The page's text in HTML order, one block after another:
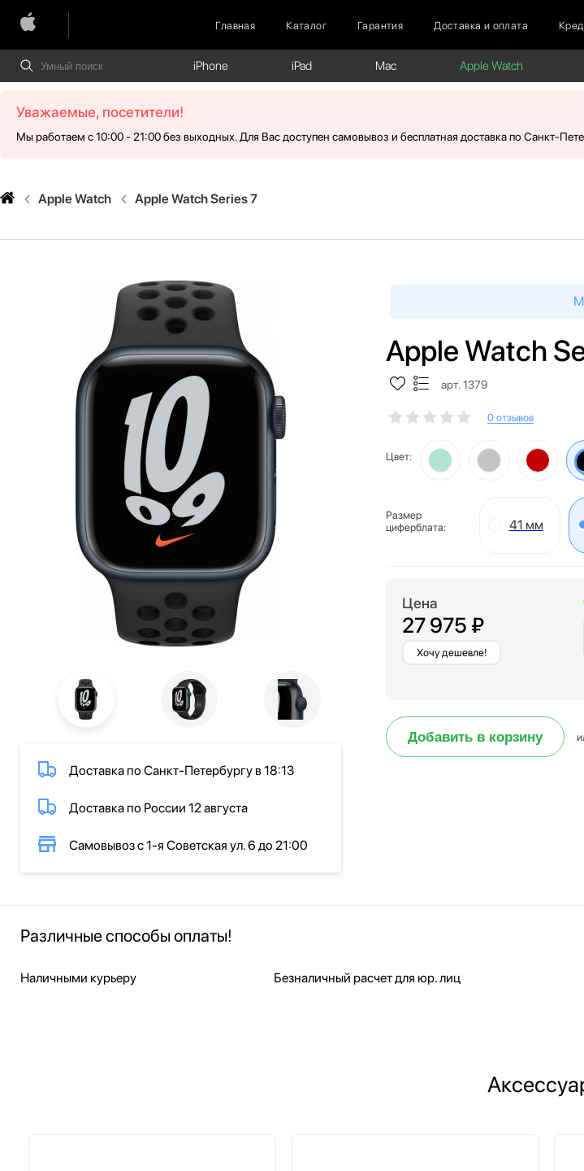
Главная Каталог Гарантия Доставка и оплата
iPhone iPad Mac Apple Watch
Уважаемые, посетители!
Мы работаем с 10:00 - 21:00 без выходных. Для Вас доступен самовывоз и бесплатная доставка по Санкт-
Apple Watch Apple Watch Series 7
Доставка по Санкт-Петербургу в 18:13
Доставка по России 12 августа
Самовывоз с 1-я Советская ул. 6 до 21:00
Apple Watch
арт. 1379
0 отзывов
Цвет:
Размер
циферблата:
41 мм
Цена
27 975 ₽
Хочу дешевле!
Добавить в корзину
Различные способы оплаты!
Наличными курьеру Безналичный расчет для юр. лиц